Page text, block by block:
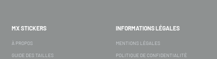
MX STICKERS
À PROPOS
GUIDE DES TAILLES
INFORMATIONS LÉGALES
MENTIONS LÉGALES
POLITIQUE DE CONFIDENTIALITÉ